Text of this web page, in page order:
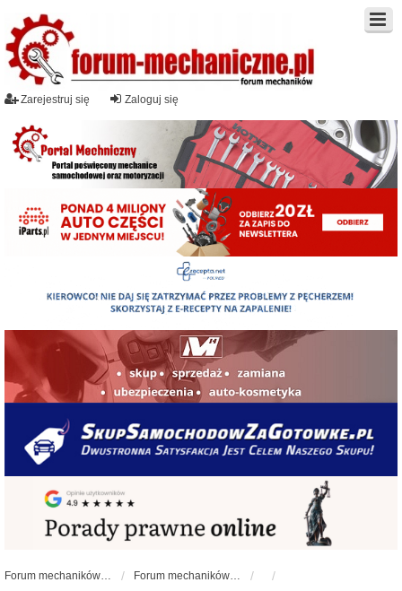
Zaloguj się
Zarejestruj się
Forum mechaników samochodowych - forum-mechaniczne.pl Forum mechaników samochodowych